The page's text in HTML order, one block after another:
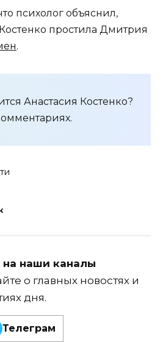
психолог объяснил,
простила Дмитрия
.
Анастасия Костенко?
наши каналы
о главных новостях и
дня.
Телеграм